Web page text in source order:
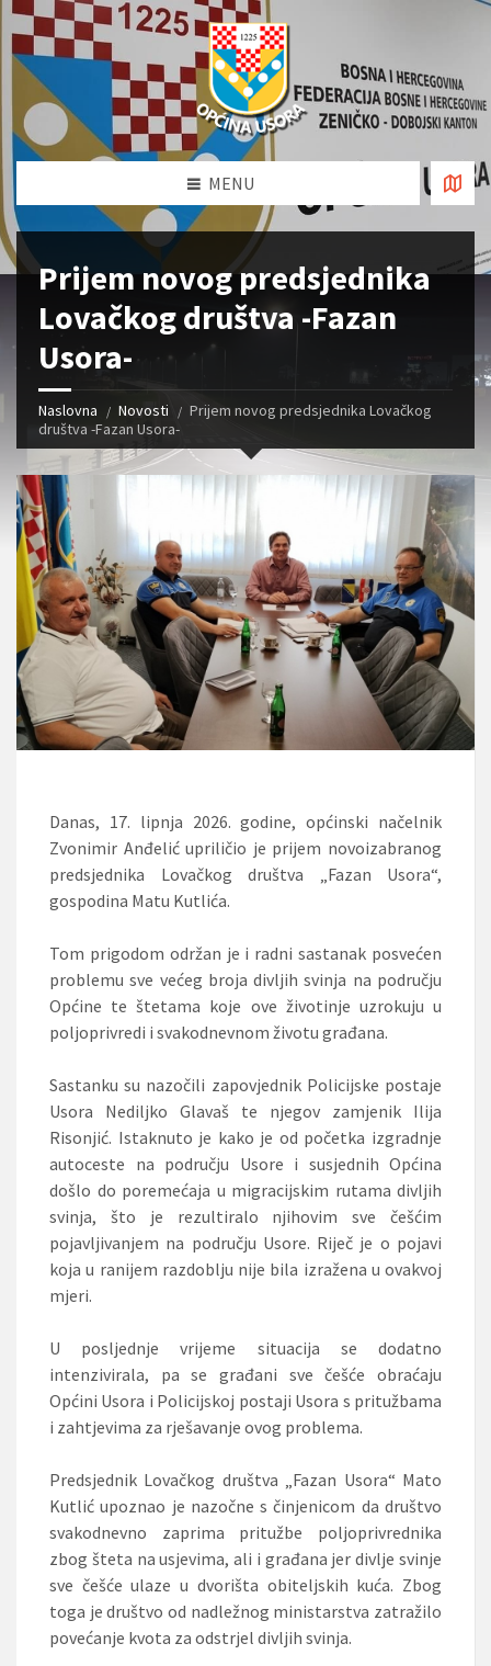
MENU
Prijem novog predsjednika
Lovačkog društva -Fazan
Usora-
Naslovna Novosti
Prijem novog predsjednika Lovačkog
društva -Fazan Usora-
Danas, 17. lipnja 2026. godine, općinski načelnik
Zvonimir Anđelić upriličio je prijem novoizabranog
predsjednika Lovačkog društva „Fazan Usora“,
gospodina Matu Kutlića.
Tom prigodom održan je i radni sastanak posvećen
problemu sve većeg broja divljih svinja na području
Općine te štetama koje ove životinje uzrokuju u
poljoprivredi i svakodnevnom životu građana.
Sastanku su nazočili zapovjednik Policijske postaje
Usora Nediljko Glavaš te njegov zamjenik Ilija
Risonjić. Istaknuto je kako je od početka izgradnje
autoceste na području Usore i susjednih Općina
došlo do poremećaja u migracijskim rutama divljih
svinja, što je rezultiralo njihovim sve češćim
pojavljivanjem na području Usore. Riječ je o pojavi
koja u ranijem razdoblju nije bila izražena u ovakvoj
mjeri.
U posljednje vrijeme situacija se dodatno
intenzivirala, pa se građani sve češće obraćaju
Općini Usora i Policijskoj postaji Usora s pritužbama
i zahtjevima za rješavanje ovog problema.
Predsjednik Lovačkog društva „Fazan Usora“ Mato
Kutlić upoznao je nazočne s činjenicom da društvo
svakodnevno zaprima pritužbe poljoprivrednika
zbog šteta na usjevima, ali i građana jer divlje svinje
sve češće ulaze u dvorišta obiteljskih kuća. Zbog
toga je društvo od nadležnog ministarstva zatražilo
povećanje kvota za odstrjel divljih svinja.